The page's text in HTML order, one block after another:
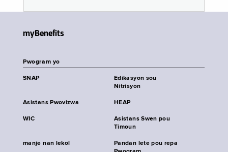
myBenefits
Pwogram yo
SNAP
Edikasyon sou
Nitrisyon
Asistans Pwovizwa HEAP
WIC
Asistans Swen pou
Timoun
manje nan lekol
Pandan lete pou repa